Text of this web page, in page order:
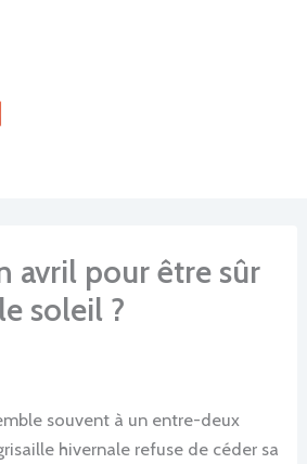
avril pour être sûr
soleil ?
souvent à un entre-deux
hivernale refuse de céder sa